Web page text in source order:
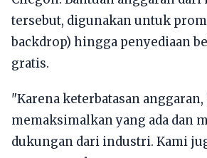
tersebut, digunakan untuk
backdrop) hingga penyediaan
gratis.
"Karena keterbatasan
memaksimalkan yang ada dan
dukungan dari industri. Kami